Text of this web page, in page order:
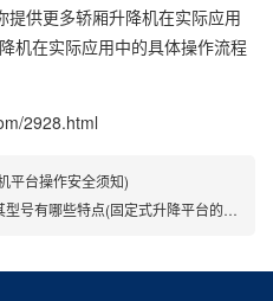
提供更多轿厢升降机在实际应用
机在实际应用中的具体操作流程
2928.html
平台操作安全须知)
点(固定式升降平台的价格及其型号有哪些要求)